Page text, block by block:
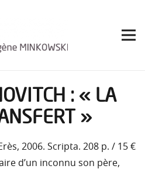
: « LA
»
2006. Scripta. 208 p. / 15 €
d’un inconnu son père,